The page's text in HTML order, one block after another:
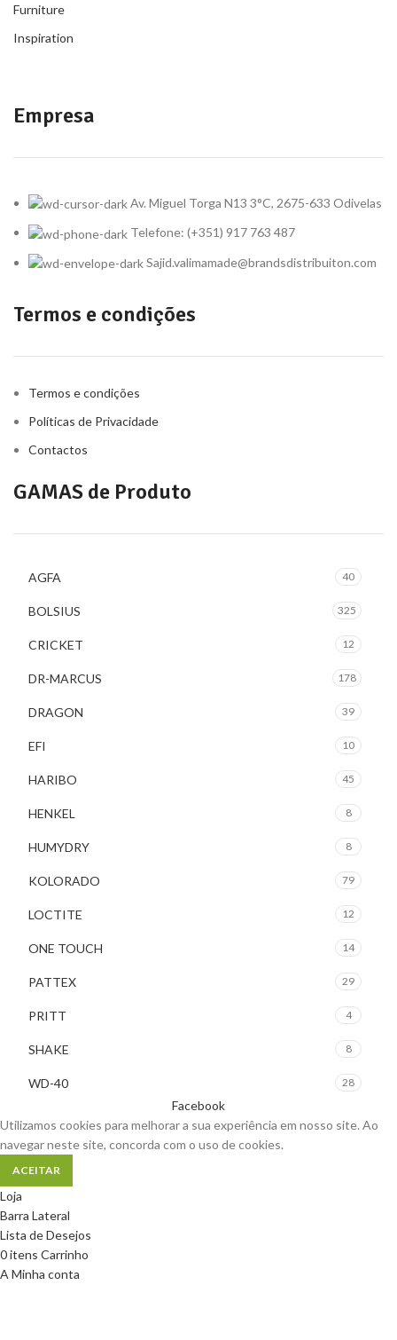
Furniture
Inspiration
Empresa
Av. Miguel Torga N13 3°C, 2675-633 Odivelas
Telefone: (+351) 917 763 487
Sajid.valimamade@brandsdistribuiton.com
Termos e condições
Termos e condições
Políticas de Privacidade
Contactos
GAMAS de Produto
AGFA 40
BOLSIUS 325
CRICKET 12
DR-MARCUS 178
DRAGON 39
EFI 10
HARIBO 45
HENKEL 8
HUMYDRY 8
KOLORADO 79
LOCTITE 12
ONE TOUCH 14
PATTEX 29
PRITT 4
SHAKE 8
WD-40 28
Facebook
Utilizamos cookies para melhorar a sua experiência em nosso site. Ao
navegar neste site, concorda com o uso de cookies.
ACEITAR
Loja
Barra Lateral
Lista de Desejos
0itens Carrinho
A Minha conta